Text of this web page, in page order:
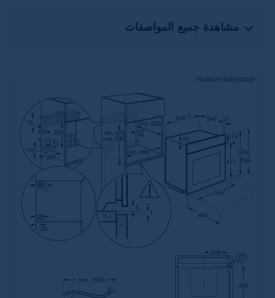
مشاهدة جميع المواصفات